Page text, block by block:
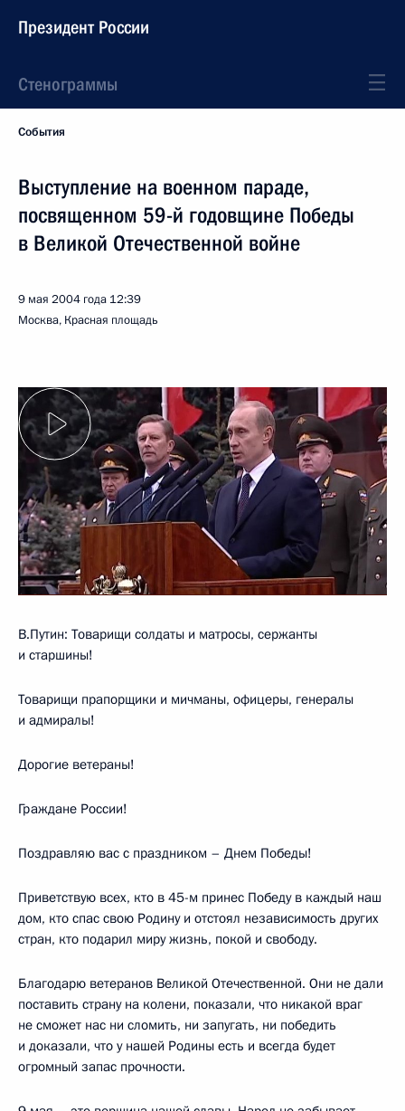
Президент России
Стенограммы
События
Выступление на военном параде,
посвященном 59-й годовщине Победы
в Великой Отечественной войне
9 мая 2004 года 12:39
Москва, Красная площадь
В.Путин: Товарищи солдаты и матросы, сержанты
и старшины!
Товарищи прапорщики и мичманы, офицеры, генералы
и адмиралы!
Дорогие ветераны!
Граждане России!
Поздравляю вас с праздником – Днем Победы!
Приветствую всех, кто в 45-м принес Победу в каждый наш
дом, кто спас свою Родину и отстоял независимость других
стран, кто подарил миру жизнь, покой и свободу.
Благодарю ветеранов Великой Отечественной. Они не дали
поставить страну на колени, показали, что никакой враг
не сможет нас ни сломить, ни запугать, ни победить
и доказали, что у нашей Родины есть и всегда будет
огромный запас прочности.